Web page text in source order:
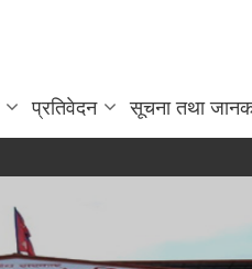
प्रतिवेदन सूचना तथा